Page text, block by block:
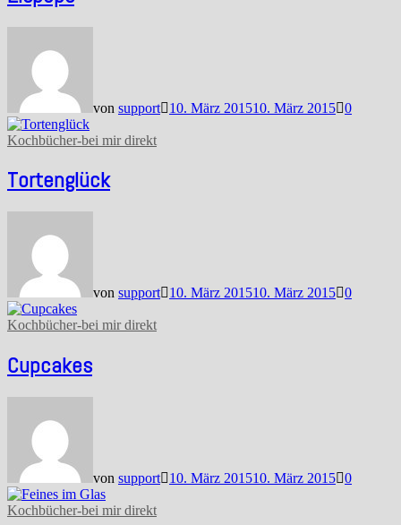
von support 10. März 201510. März 2015 0
Kochbücher-bei mir direkt
Tortenglück
von support 10. März 201510. März 2015 0
Kochbücher-bei mir direkt
Cupcakes
von support 10. März 201510. März 2015 0
Kochbücher-bei mir direkt